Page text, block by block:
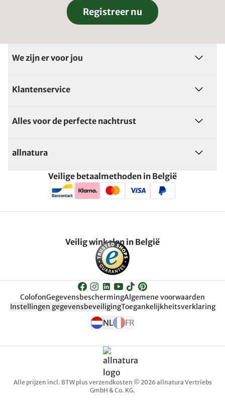
Registreer nu
We zijn er voor jou
Klantenservice
Alles voor de perfecte nachtrust
allnatura
Veilige betaalmethoden in België
Veilig winkelen in België
ColofonGegevensbeschermingAlgemene voorwaarden
Instellingen gegevensbeveiligingToegankelijkheitsverklaring
NL FR
Alle prijzen incl. BTW plus verzendkosten © 2026 allnatura Vertriebs
GmbH & Co. KG.